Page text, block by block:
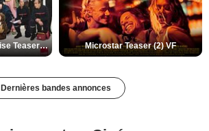
De la Comédie-Française Teaser (3) VF Microstar Teaser (2) VF
Dernières bandes annonces